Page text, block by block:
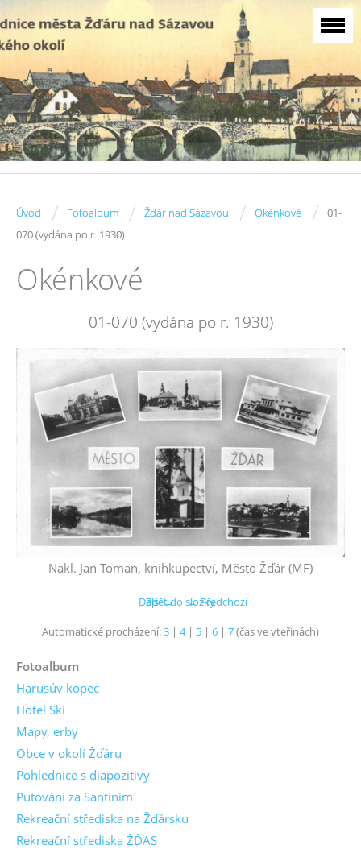
Úvod / Fotoalbum / Žďár nad Sázavou / Okénkové /
01-
070 (vydána po r. 1930)
Okénkové
01-070 (vydána po r. 1930)
Nakl. Jan Toman, knihkupectví, Město Žďár (MF)
← Předchozí
Další →
Zpět do složky
Automatické procházení:3 | 4| 5 | 6 | 7(čas ve vteřinách)
Fotoalbum
Harusův kopec
Hotel Ski
Mapy, erby
Obce v okolí Žďáru
Pohlednice s diapozitivy
Putování za Santinim
Rekreační střediska na Žďársku
Rekreační střediska ŽĎAS